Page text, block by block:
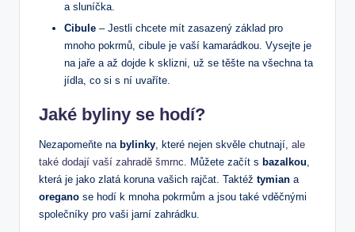
a sluníčka.
Cibule – Jestli chcete mít zasazený základ pro
mnoho pokrmů, cibule je vaší kamarádkou. Vysejte je
na jaře a až dojde k sklizni, už se těšte na všechna ta
jídla, co si s ní uvaříte.
Jaké byliny se hodí?
Nezapomeňte na bylinky, které nejen skvěle chutnají, ale
také dodají vaší zahradě šmrnc. Můžete začít s bazalkou,
která je jako zlatá koruna vašich rajčat. Taktéž tymian a
oregano se hodí k mnoha pokrmům a jsou také vděčnými
společníky pro vaši jarní zahrádku.